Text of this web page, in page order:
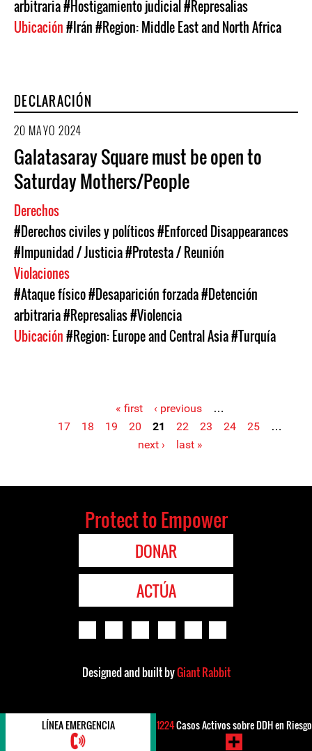
arbitraria#Hostigamiento judicial#Represalias
Ubicación#Irán#Region: Middle East and North Africa
DECLARACIÓN
20 MAYO 2024
Galatasaray Square must be open to
Saturday Mothers/People
Derechos
#Derechos civiles y políticos#Enforced Disappearances
#Impunidad / Justicia#Protesta / Reunión
Violaciones
#Ataque físico#Desaparición forzada#Detención
arbitraria#Represalias#Violencia
Ubicación#Region: Europe and Central Asia#Turquía
« first ‹ previous
…
17
18 19 20 21 22 23 24 25
…
next ›
last »
Protect to Empower
DONAR
ACTÚA
Designed and built byGiant Rabbit
LÍNEA EMERGENCIA 1224Casos Activos sobre DDH en Riesgo